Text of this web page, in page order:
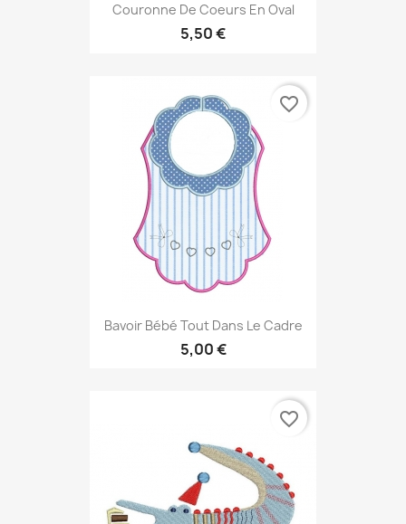
Couronne De Coeurs En Oval
5,50 €
Bavoir Bébé Tout Dans Le Cadre
5,00 €
favorite_border
favorite_border